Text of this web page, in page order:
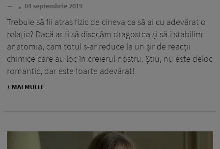
— 04 septembrie 2019
Trebuie să fii atras fizic de cineva ca să ai cu adevărat o
relație? Dacă ar fi să disecăm dragostea și să-i stabilim
anatomia, cam totul s-ar reduce la un șir de reacții
chimice care au loc în creierul nostru. Știu, nu este deloc
romantic, dar este foarte adevărat!
+ MAI MULTE